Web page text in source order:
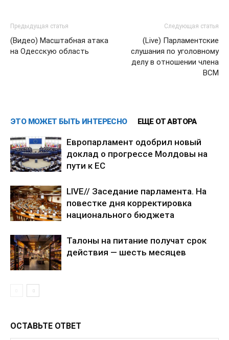
Предыдущая статья
(Видео) Масштабная атака
на Одесскую область
Следующая статья
(Live) Парламентские
слушания по уголовному
делу в отношении члена
ВСМ
ЭТО МОЖЕТ БЫТЬ ИНТЕРЕСНО ЕЩЕ ОТ АВТОРА
Европарламент одобрил новый
доклад о прогрессе Молдовы на
пути к ЕС
LIVE// Заседание парламента. На
повестке дня корректировка
национального бюджета
Талоны на питание получат срок
действия — шесть месяцев
ОСТАВЬТЕ ОТВЕТ